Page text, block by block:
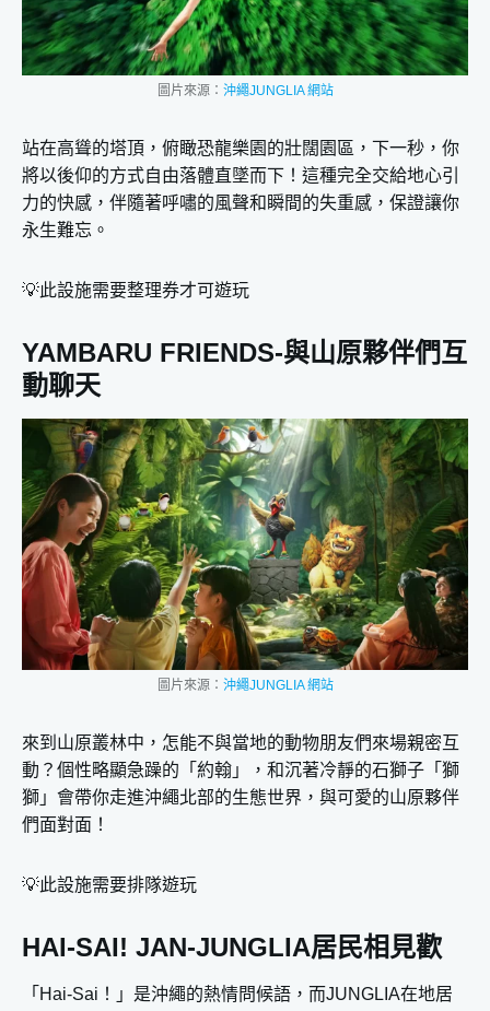
圖片來源： 沖繩JUNGLIA 網站
站在高聳的塔頂，俯瞰恐龍樂園的壯闊園區，下一秒，你
將以後仰的方式自由落體直墜而下！這種完全交給地心引
力的快感，伴隨著呼嘯的風聲和瞬間的失重感，保證讓你
永生難忘。
💡此設施需要整理券才可遊玩
YAMBARU FRIENDS-與山原夥伴們互
動聊天
圖片來源： 沖繩JUNGLIA 網站
來到山原叢林中，怎能不與當地的動物朋友們來場親密互
動？個性略顯急躁的「約翰」，和沉著冷靜的石獅子「獅
獅」會帶你走進沖繩北部的生態世界，與可愛的山原夥伴
們面對面！
💡此設施需要排隊遊玩
HAI-SAI! JAN-JUNGLIA居民相見歡
「Hai-Sai！」是沖繩的熱情問候語，而JUNGLIA在地居